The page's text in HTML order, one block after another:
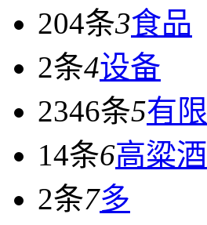
204条3食品
2条4设备
2346条5有限
14条6高粱酒
2条7多